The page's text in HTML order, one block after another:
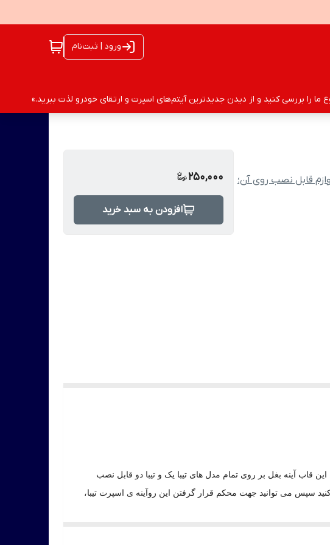
ورود | ثبت‌نام
بررسی کنید و از دیدن جدیدترین آیتم‌های اسپرت و ارتقای خودرو لذت ببرید.»
قابل نصب روی آن؛
250,000
افزودن به سبد خرید
تیبا دو قابل نصب
سپس می توانید جهت محکم قرار گرفتن این روآینه ی اسپرت تیبا،